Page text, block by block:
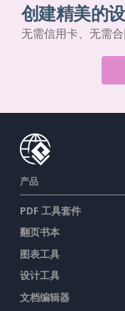
创建精美的
无需信用卡、无需
产品
PDF 工具套件
翻页书本
图表工具
设计工具
文档编辑器